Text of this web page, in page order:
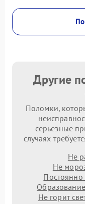
Другие
Поломки,
серьезные
случаях
Не
Не
Постоянно
Не горит